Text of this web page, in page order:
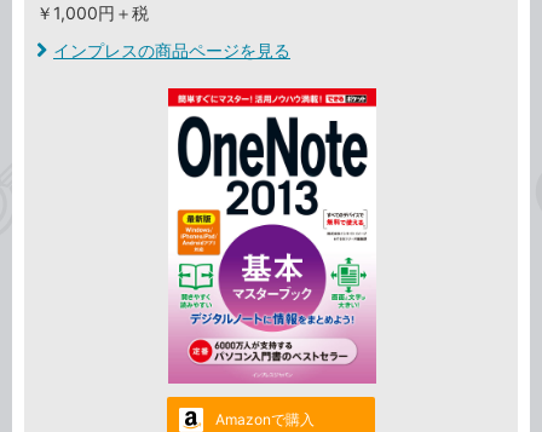
￥1,000円＋税
インプレスの商品ページを見る
Amazonで購入